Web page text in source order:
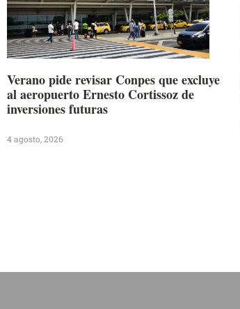
Verano pide revisar Conpes que excluye
al aeropuerto Ernesto Cortissoz de
inversiones futuras
4 agosto, 2026